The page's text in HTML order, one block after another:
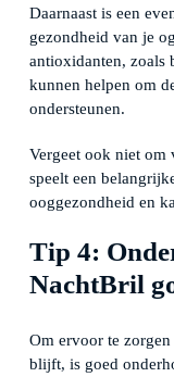
Daarnaast is een
gezondheid van je
antioxidanten, zoals
kunnen helpen om
ondersteunen.
Vergeet ook niet om
speelt een
ooggezondheid en
Tip 4:
NachtBril
Om ervoor te
blijft, is goed